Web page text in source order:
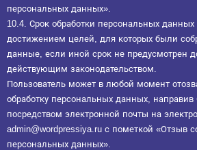
персональных данных».
10.4. Срок обработки персональных данных
достижением целей, для которых были
данные, если иной срок не предусмотрен
действующим законодательством.
Пользователь может в любой момент
обработку персональных данных,
посредством электронной почты на
admin@wordpressiya.ru с пометкой «Отзыв
персональных данных».